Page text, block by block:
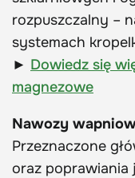
rozpuszczalny –
systemach
► Dowiedz się
magnezowe
Nawozy
Przeznaczone
oraz poprawiania